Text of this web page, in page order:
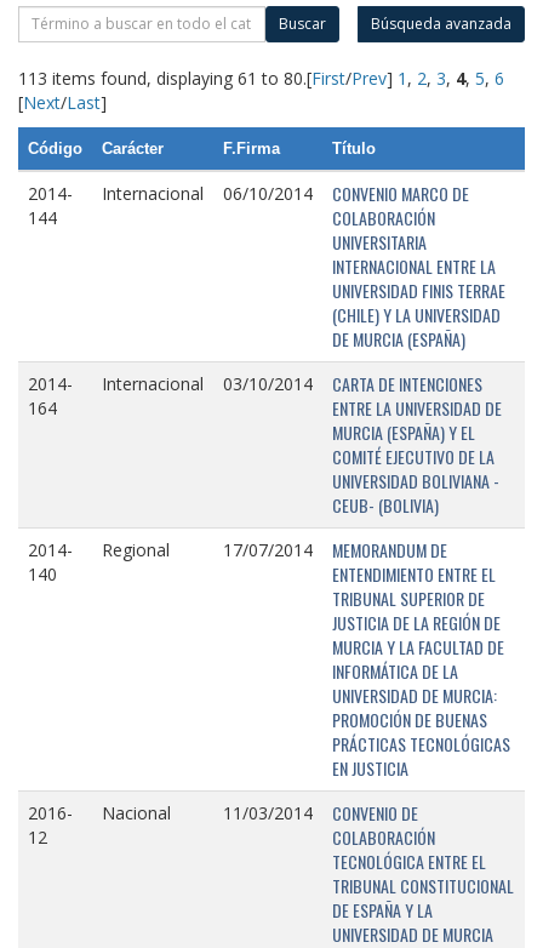
Buscar Búsqueda avanzada
113 items found, displaying 61 to 80.[First/Prev] 1 , 2, 3, 4, 5, 6
[Next/Last]
Código Carácter F.Firma Título
2014-
144
Internacional 06/10/2014
CONVENIO MARCO DE
COLABORACIÓN
UNIVERSITARIA
INTERNACIONAL ENTRE LA
UNIVERSIDAD FINIS TERRAE
(CHILE) Y LA UNIVERSIDAD
DE MURCIA (ESPAÑA)
2014-
164
Internacional 03/10/2014
CARTA DE INTENCIONES
ENTRE LA UNIVERSIDAD DE
MURCIA (ESPAÑA) Y EL
COMITÉ EJECUTIVO DE LA
UNIVERSIDAD BOLIVIANA -
CEUB- (BOLIVIA)
2014-
140
Regional 17/07/2014
MEMORANDUM DE
ENTENDIMIENTO ENTRE EL
TRIBUNAL SUPERIOR DE
JUSTICIA DE LA REGIÓN DE
MURCIA Y LA FACULTAD DE
INFORMÁTICA DE LA
UNIVERSIDAD DE MURCIA:
PROMOCIÓN DE BUENAS
PRÁCTICAS TECNOLÓGICAS
EN JUSTICIA
2016-
12
Nacional 11/03/2014
CONVENIO DE
COLABORACIÓN
TECNOLÓGICA ENTRE EL
TRIBUNAL CONSTITUCIONAL
DE ESPAÑA Y LA
UNIVERSIDAD DE MURCIA